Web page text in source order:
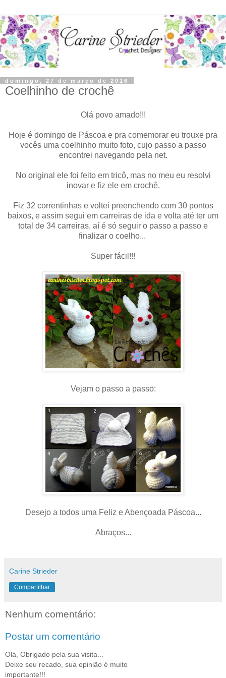
domingo, 27 de março de 2016
Coelhinho de crochê
Olá povo amado!!!
Hoje é domingo de Páscoa e pra comemorar eu trouxe pra
vocês uma coelhinho muito foto, cujo passo a passo
encontrei navegando pela net.
No original ele foi feito em tricô, mas no meu eu resolvi
inovar e fiz ele em crochê.
Fiz 32 correntinhas e voltei preenchendo com 30 pontos
baixos, e assim segui em carreiras de ida e volta até ter um
total de 34 carreiras, aí é só seguir o passo a passo e
finalizar o coelho...
Super fácil!!!
Vejam o passo a passo:
Desejo a todos uma Feliz e Abençoada Páscoa...
Abraços...
Carine Strieder
Compartilhar
Nenhum comentário:
Postar um comentário
Olá, Obrigado pela sua visita...
Deixe seu recado, sua opinião é muito
importante!!!